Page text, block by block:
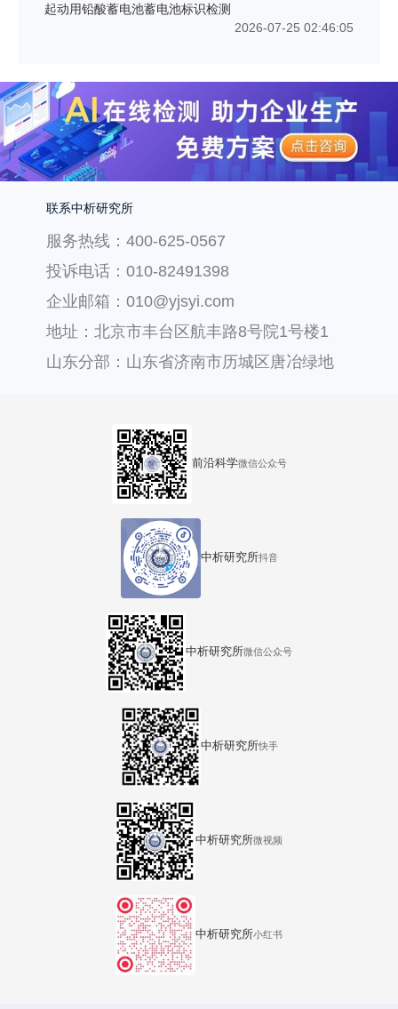
起动用铅酸蓄电池蓄电池标识检测
2026-07-25 02:46:05
联系中析研究所
服务热线：400-625-0567
投诉电话：010-82491398
企业邮箱：010@yjsyi.com
地址：北京市丰台区航丰路8号院1号楼1
层121
山东分部：山东省济南市历城区唐冶绿地
前沿科学微信公众号
中析研究所抖音
中析研究所微信公众号
中析研究所快手
中析研究所微视频
中析研究所小红书